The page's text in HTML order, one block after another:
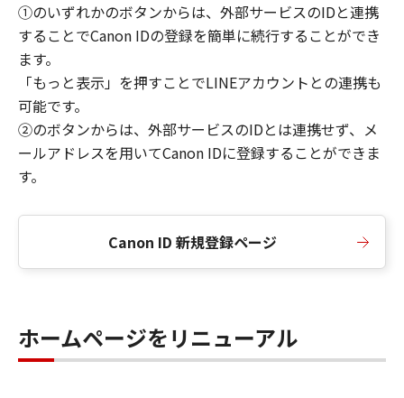
①のいずれかのボタンからは、外部サービスのIDと連携
することでCanon IDの登録を簡単に続行することができ
ます。
「もっと表示」を押すことでLINEアカウントとの連携も
可能です。
②のボタンからは、外部サービスのIDとは連携せず、メ
ールアドレスを用いてCanon IDに登録することができま
す。
Canon ID 新規登録ページ
ホームページをリニューアル